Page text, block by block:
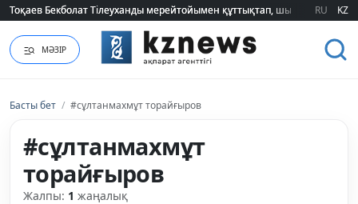
Тоқаев Бекболат Тілеуханды мерейтойымен құттықтап, шығармашылық
Тоқаев Бекболат Тілеуханды мерейтойымен құттықтап, шығармашылық
RU KZ
МӘЗІР
Басты бет / #сұлтанмахмұт торайғыров
#сұлтанмахмұт
торайғыров
Жалпы: 1 жаңалық